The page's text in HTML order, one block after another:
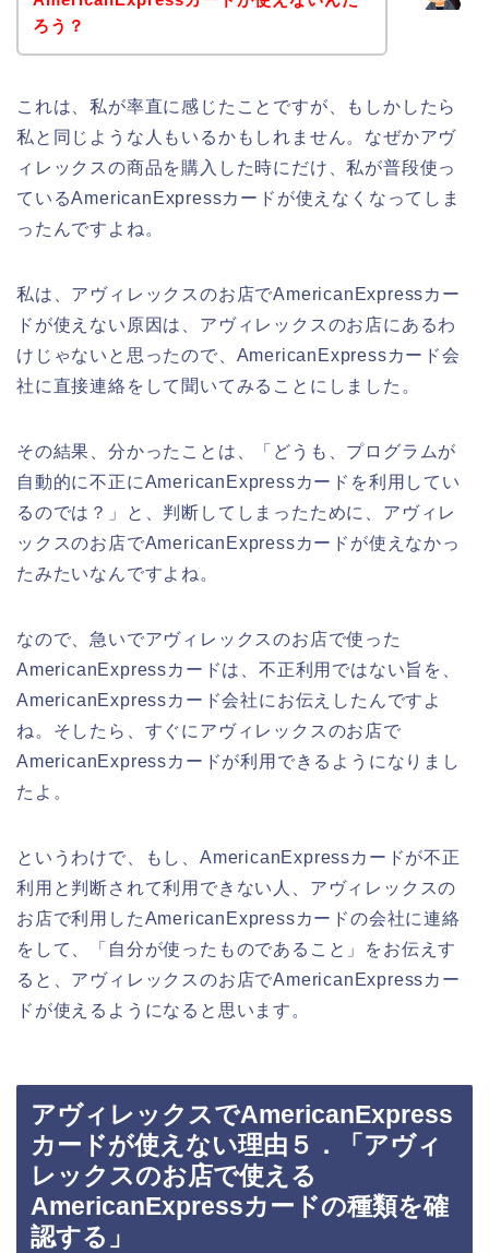
ろう？
これは、私が率直に感じたことですが、もしかしたら
私と同じような人もいるかもしれません。なぜかアヴ
ィレックスの商品を購入した時にだけ、私が普段使っ
ているAmericanExpressカードが使えなくなってしま
ったんですよね。
私は、アヴィレックスのお店でAmericanExpressカー
ドが使えない原因は、アヴィレックスのお店にあるわ
けじゃないと思ったので、AmericanExpressカード会
社に直接連絡をして聞いてみることにしました。
その結果、分かったことは、「どうも、プログラムが
自動的に不正にAmericanExpressカードを利用してい
るのでは？」と、判断してしまったために、アヴィレ
ックスのお店でAmericanExpressカードが使えなかっ
たみたいなんですよね。
なので、急いでアヴィレックスのお店で使った
AmericanExpressカードは、不正利用ではない旨を、
AmericanExpressカード会社にお伝えしたんですよ
ね。そしたら、すぐにアヴィレックスのお店で
AmericanExpressカードが利用できるようになりまし
たよ。
というわけで、もし、AmericanExpressカードが不正
利用と判断されて利用できない人、アヴィレックスの
お店で利用したAmericanExpressカードの会社に連絡
をして、「自分が使ったものであること」をお伝えす
ると、アヴィレックスのお店でAmericanExpressカー
ドが使えるようになると思います。
アヴィレックスでAmericanExpress
カードが使えない理由５．「アヴィ
レックスのお店で使える
AmericanExpressカードの種類を確
認する」